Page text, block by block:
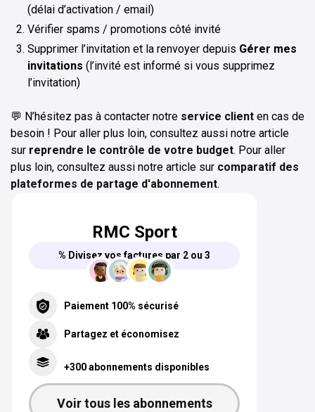
(délai d’activation / email)
Vérifier spams / promotions côté invité
Supprimer l’invitation et la renvoyer depuis Gérer mes
invitations (l’invité est informé si vous supprimez
l’invitation)
💬 N’hésitez pas à contacter notre service client en cas de
besoin ! Pour aller plus loin, consultez aussi notre article
sur reprendre le contrôle de votre budget. Pour aller
plus loin, consultez aussi notre article sur comparatif des
plateformes de partage d'abonnement.
RMC Sport
% Divisez vos factures par 2 ou 3
Paiement 100% sécurisé
Partagez et économisez
+300 abonnements disponibles
Voir tous les abonnements